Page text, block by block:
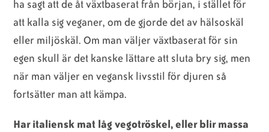
ha sagt att de åt växtbaserat från början, i stället för
att kalla sig veganer, om de gjorde det av hälsoskäl
eller miljöskäl. Om man väljer växtbaserat för sin
egen skull är det kanske lättare att sluta bry sig, men
när man väljer en vegansk livsstil för djuren så
fortsätter man att kämpa.
Har italiensk mat låg vegotröskel, eller blir massa